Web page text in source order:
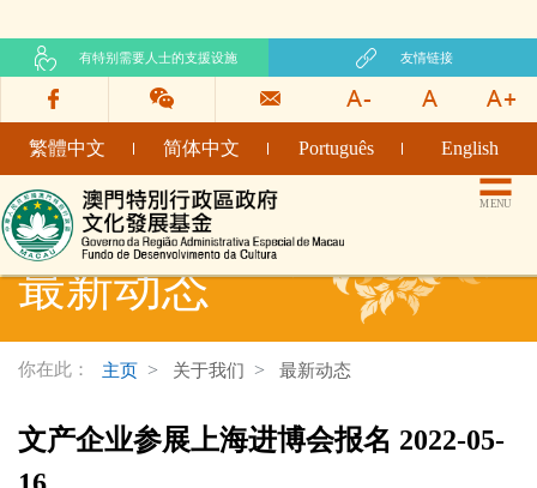
有特别需要人士的支援设施 友情链接
繁體中文 简体中文 Português English
文化发展基金网页 MENU
最新动态
你在此： 主页 关于我们 最新动态
文产企业参展上海进博会报名 2022-05-